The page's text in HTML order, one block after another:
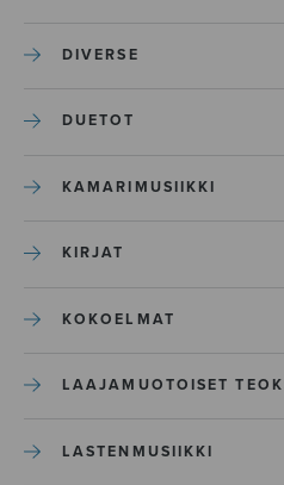
DIVERSE
DUETOT
KAMARIMUSIIKKI
KIRJAT
KOKOELMAT
LAAJAMUOTOISET
LASTENMUSIIKKI